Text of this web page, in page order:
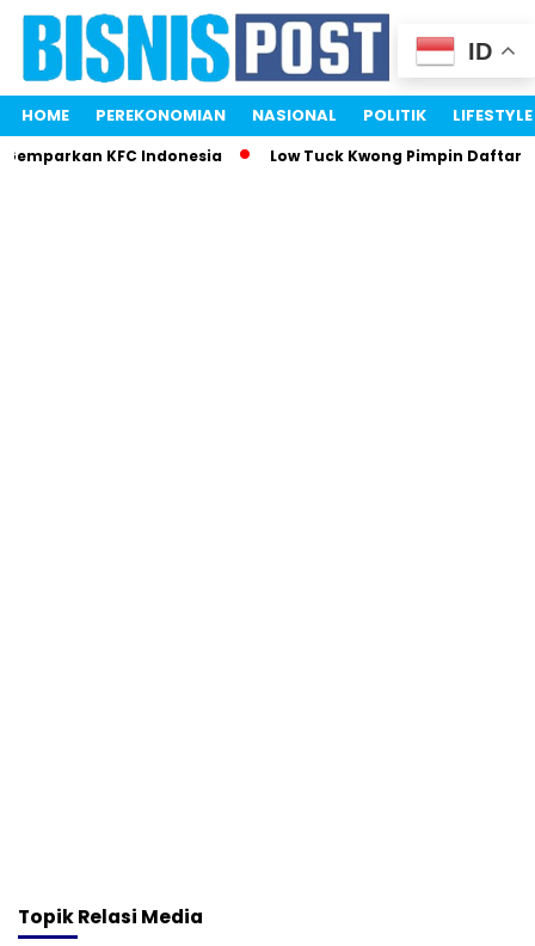
HOME PEREKONOMIAN NASIONAL POLITIK LIFESTYLE
KFC Indonesia Low Tuck Kwong Pimpin Daftar
TopikRelasi Media
ID